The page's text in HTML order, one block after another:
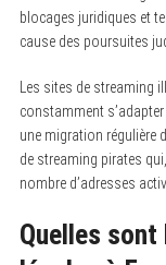
blocages juridiques et
cause des poursuites
Les sites de streaming
constamment
une migration régulière
de streaming pirates
nombre d’adresses
Quelles